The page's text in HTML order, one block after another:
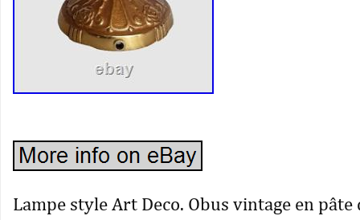
Lampe style Art Deco. Obus vintage en